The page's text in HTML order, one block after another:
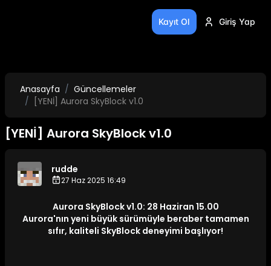
Kayıt Ol Giriş Yap
Anasayfa
Güncellemeler
[YENİ] Aurora SkyBlock v1.0
[YENİ] Aurora SkyBlock v1.0
rudde
27 Haz 2025 16:49
Aurora SkyBlock v1.0: 28 Haziran 15.00
Aurora'nın yeni büyük sürümüyle beraber tamamen
sıfır, kaliteli SkyBlock deneyimi başlıyor!